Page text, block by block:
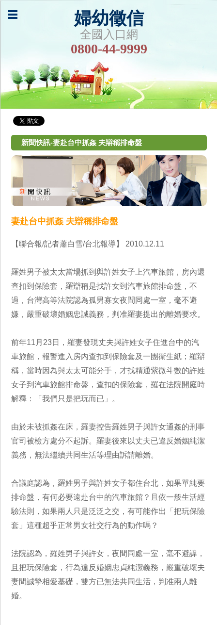
婦幼徵信
全國入口網
0800-44-9999
新聞快訊-妻赴台中抓姦 夫辯稱排命盤
妻赴台中抓姦 夫辯稱排命盤
【聯合報/記者蕭白雪/台北報導】 2010.12.11
羅姓男子被太太當場抓到與許姓女子上汽車旅館，房內還
查扣到保險套，羅辯稱是找許女到汽車旅館排命盤，不
過，台灣高等法院認為孤男寡女夜間同處一室，毫不避
嫌，嚴重破壞婚姻忠誠義務，判准羅妻提出的離婚要求。
前年11月23日，羅妻發現丈夫與許姓女子住進台中的汽
車旅館，報警進入房內查扣到保險套及一團衛生紙；羅辯
稱，當時因為與太太可能分手，才找精通紫微斗數的許姓
女子到汽車旅館排命盤，查扣的保險套，羅在法院開庭時
解釋：「我們只是把玩而已」。
由於未被抓姦在床，羅妻控告羅姓男子與許女通姦的刑事
官司被檢方處分不起訴。羅妻後來以丈夫已違反婚姻純潔
義務，無法繼續共同生活等理由訴請離婚。
合議庭認為，羅姓男子與許姓女子都住台北，如果單純要
排命盤，有何必要遠赴台中的汽車旅館？且依一般生活經
驗法則，如果兩人只是泛泛之交，有可能作出「把玩保險
套」這種超乎正常男女社交行為的動作嗎？
法院認為，羅姓男子與許女，夜間同處一室，毫不避諱，
且把玩保險套，行為違反婚姻忠貞純潔義務，嚴重破壞夫
妻間誠摯相愛基礎，雙方已無法共同生活，判准兩人離
婚。